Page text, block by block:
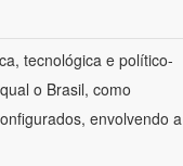
tecnológica e político-
o Brasil, como
envolvendo a